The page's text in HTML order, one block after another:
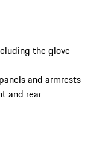
the glove
and armrests
and rear